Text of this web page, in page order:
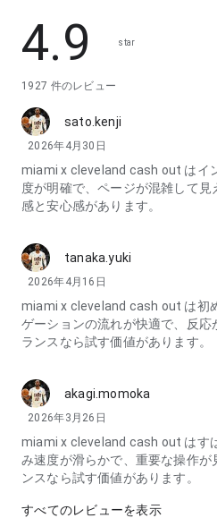
4.9 star
1927 件のレビュー
sato.kenji
2026年4月30日
miami x cleveland cash out はイ
度が明確で、ページが混雑して
感と安心感があります。
tanaka.yuki
2026年4月16日
miami x cleveland cash out は初
ゲーションの流れが快適で、反
ランスなら試す価値があります。
akagi.momoka
2026年3月26日
miami x cleveland cash out はす
み速度が滑らかで、重要な操作が
ンスなら試す価値があります。
すべてのレビューを表示